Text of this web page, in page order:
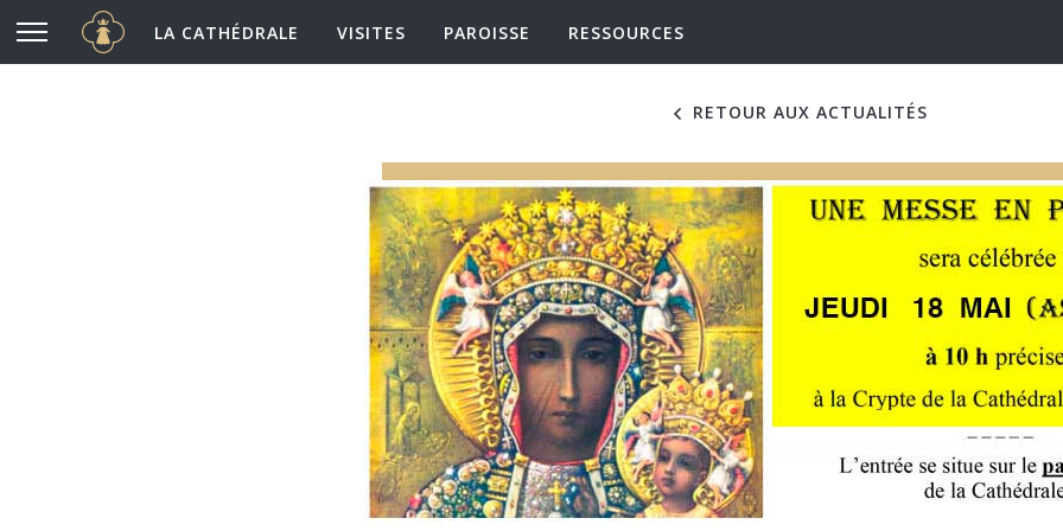
Aller au contenu principal
Cathédrale Notre-Dame de Chartres
LA CATHÉDRALE VISITES PAROISSE RESSOURCES
RETOUR AUX ACTUALITÉS